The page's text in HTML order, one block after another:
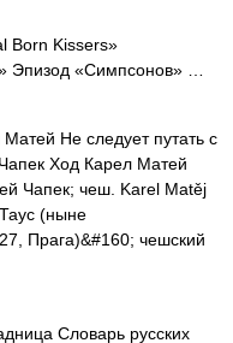
Born Kissers»
Эпизод «Симпсонов» …
Не следует путать с
Ход Карел Матей
Чапек; чеш. Karel Matěj
(ныне
Прага)&#160; чешский
Словарь русских